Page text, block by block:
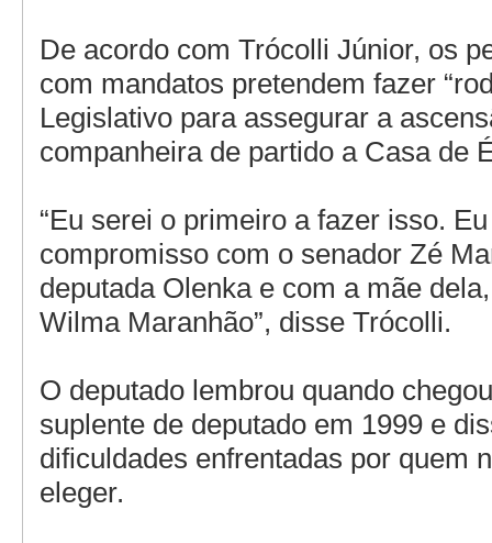
De acordo com Trócolli Júnior, os
com mandatos pretendem fazer
Legislativo para assegurar a
companheira de partido a Casa de
“Eu serei o primeiro a fazer isso.
compromisso com o senador Zé
deputada Olenka e com a mãe
Wilma Maranhão”, disse Trócolli.
O deputado lembrou quando
suplente de deputado em 1999 e
dificuldades enfrentadas por quem
eleger.